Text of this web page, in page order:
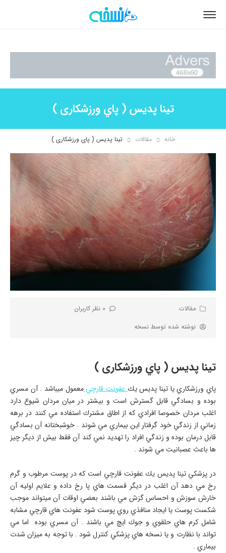
تينا پديس ( پاي ورزشكاری )
خانه مقالات تینا پدیس ( پای ورزشکاری )
مقالات
0 نظر کاربران
نوشته شده توسط نسخه
تينا پديس ( پاي ورزشكاری )
پاي ورزشكاري يا تينا پديس يكعفونت قارچيمعمول ميباشد . آن مسري
بوده و بسادگي قابل گسترش است و بيشتر در ميان مردان شيوع دارد
اغلب مردان خصوصا افرادي كه از اطاق مشترك استفاده مي كنند در برهه
زماني از زندگي خود گرفتار اين بيماري مي شوند . خوشبختانه آن بسادگي
قابل درمان بوده و زندگي افراد را تهديد نمي كند آن فقط بيش از ديگر چيز
ها باعث عصبانيت مي شوند .
در پزشكي تينا پديس يك عفونت قارچي است كه در پوست مرطوب و گرم
رخ مي دهد آن اغلب در ديگر قسمت هاي پا رخ داده و علايم اوليه آن
خارش سوزش و احساس گزش مي باشند بعضي اوقات آن ميتواند موجب
شكست پوست يا ايجاد منافذي روي پوست شود عفونت هاي قارچي مشابه
شامل كرم هاي حلقوي و جوك ايچ مي باشند . آن مسري بوده اما مي
تواند با نظارت و يا نسخه هاي پزشكي كنترل شود . با توجه به ميزان شدت
بيماري .